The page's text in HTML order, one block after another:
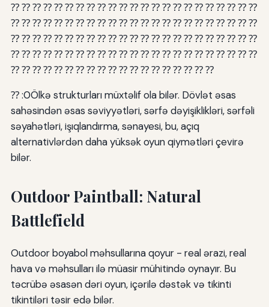
⁇ ⁇ ⁇ ⁇ ⁇ ⁇ ⁇ ⁇ ⁇ ⁇ ⁇ ⁇ ⁇ ⁇ ⁇ ⁇ ⁇ ⁇ ⁇ ⁇ ⁇ ⁇ ⁇
⁇ ⁇ ⁇ ⁇ ⁇ ⁇ ⁇ ⁇ ⁇ ⁇ ⁇ ⁇ ⁇ ⁇ ⁇ ⁇ ⁇ ⁇ ⁇ ⁇ ⁇ ⁇ ⁇
⁇ ⁇ ⁇ ⁇ ⁇ ⁇ ⁇ ⁇ ⁇ ⁇ ⁇ ⁇ ⁇ ⁇ ⁇ ⁇ ⁇ ⁇ ⁇ ⁇ ⁇ ⁇ ⁇
⁇ ⁇ ⁇ ⁇ ⁇ ⁇ ⁇ ⁇ ⁇ ⁇ ⁇ ⁇ ⁇ ⁇ ⁇ ⁇ ⁇ ⁇ ⁇ ⁇ ⁇ ⁇ ⁇
⁇ ⁇ ⁇ ⁇ ⁇ ⁇ ⁇ ⁇ ⁇ ⁇ ⁇ ⁇ ⁇ ⁇ ⁇ ⁇ ⁇ ⁇ ⁇
⁇ :0Ölkə strukturları müxtəlif ola bilər. Dövlət əsas
sahəsindən əsas səviyyətləri, sərfə dəyişiklikləri, sərfəli
səyahətləri, işıqlandırma, sənayesi, bu, açıq
alternativlərdən daha yüksək oyun qiymətləri çevirə
bilər.
Outdoor Paintball: Natural
Battlefield
Outdoor boyabol məhsullarına qoyur - real ərazi, real
hava və məhsulları ilə müasir mühitində oynayır. Bu
təcrübə əsasən dəri oyun, içərilə dəstək və tikinti
tikintiləri təsir edə bilər.